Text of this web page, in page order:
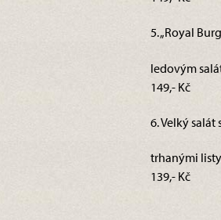
5. „Royal
ledovým
149,- Kč
6. Velký
trhanými
139,- Kč